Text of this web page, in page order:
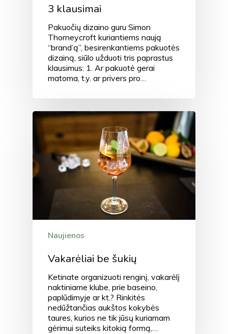
3 klausimai
Pakuočių dizaino guru Simon
Thorneycroft kuriantiems naują
“brand’ą”, besirenkantiems pakuotės
dizainą, siūlo užduoti tris paprastus
klausimus: 1. Ar pakuotė gerai
matoma, t.y. ar privers pro…
Naujienos
Vakarėliai be šukių
Ketinate organizuoti renginį, vakarėlį
naktiniame klube, prie baseino,
paplūdimyje ar kt.? Rinkitės
nedūžtančias aukštos kokybės
taures, kurios ne tik jūsų kuriamam
gėrimui suteiks kitokią formą,…